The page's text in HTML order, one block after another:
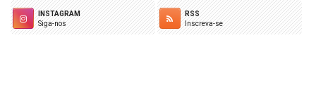
INSTAGRAM
Siga-nos
RSS
Inscreva-se